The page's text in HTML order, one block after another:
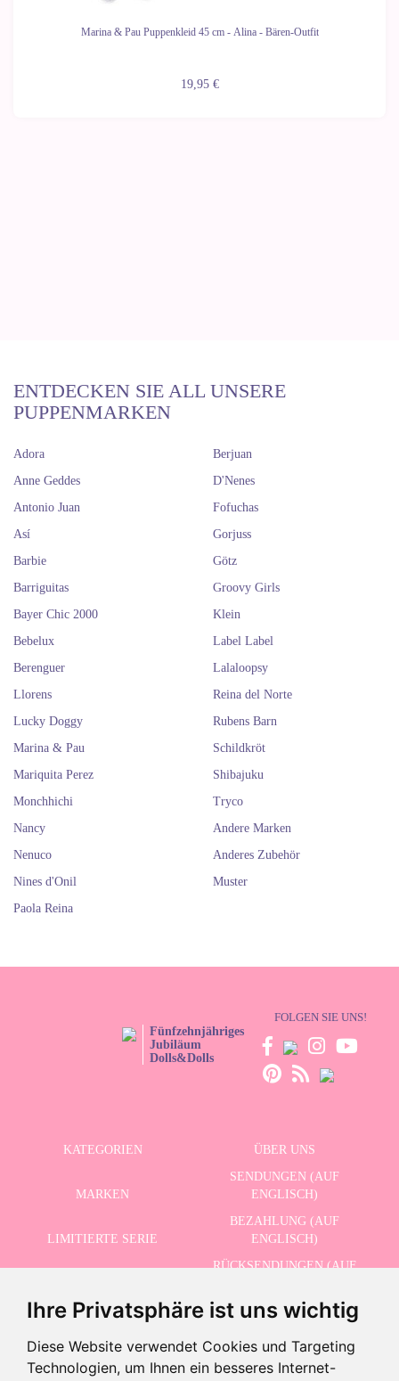
Ihre Privatsphäre ist uns wichtig
Diese Website verwendet Cookies und Targeting
Technologien, um Ihnen ein besseres Internet-
Marina & Pau Puppenkleid 45 cm - Alina - Bären-Outfit
19,95 €
ENTDECKEN SIE ALL UNSERE
PUPPENMARKEN
Adora
Anne Geddes
Antonio Juan
Así
Barbie
Barriguitas
Bayer Chic 2000
Bebelux
Berenguer
Berjuan
D'Nenes
Fofuchas
Gorjuss
Götz
Groovy Girls
Klein
Label Label
Lalaloopsy
Llorens
Lucky Doggy
Marina & Pau
Mariquita Perez
Monchhichi
Nancy
Nenuco
Nines d'Onil
Paola Reina
Reina del Norte
Rubens Barn
Schildkröt
Shibajuku
Tryco
Andere Marken
Anderes Zubehör
Muster
Fünfzehnjähriges
Jubiläum
Dolls&Dolls
FOLGEN SIE UNS!
KATEGORIEN ÜBER UNS
MARKEN
SENDUNGEN (AUF
ENGLISCH)
LIMITIERTE SERIE
BEZAHLUNG (AUF
ENGLISCH)
RÜCKSENDUNGEN (AUF
SCHLUSSVERKAUF
KONTAKT